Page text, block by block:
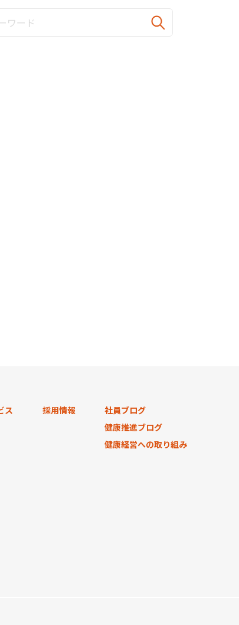
ス 採用情報
社員ブログ
健康推進ブログ
健康経営への取り組み